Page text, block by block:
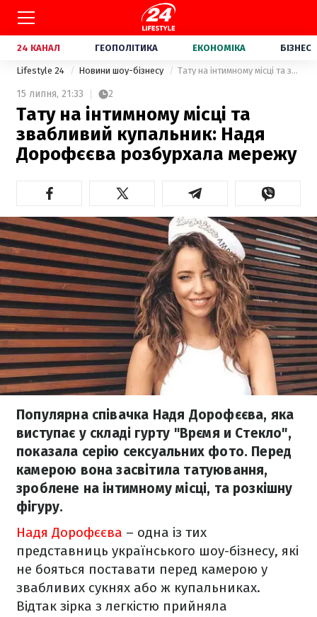
24 КАНАЛ ГЕОПОЛІТИКА ЕКОНОМІКА БІЗНЕС
Lifestyle 24 Новини шоу-бізнесу Тату на інтимному місці та звабливий купальник: Надя Дорофєєва розбурхала мережу
15 липня, 21:33 2
Тату на інтимному місці та
звабливий купальник: Надя
Дорофєєва розбурхала мережу
Популярна співачка Надя Дорофєєва, яка
виступає у складі гурту "Врємя и Стекло",
показала серію сексуальних фото. Перед
камерою вона засвітила татуювання,
зроблене на інтимному місці, та розкішну
фігуру.
Надя Дорофєєва – одна із тих
представниць українського шоу-бізнесу, які
не бояться поставати перед камерою у
звабливих сукнях або ж купальниках.
Відтак зірка з легкістю прийняла